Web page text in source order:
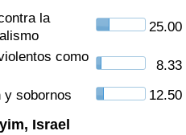
la
25.00
como
8.33
y sobornos
12.50
Israel
País